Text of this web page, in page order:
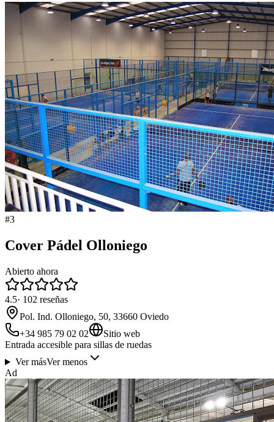
#3
Cover Pádel Olloniego
Abierto ahora
4.5· 102 reseñas
Pol. Ind. Olloniego, 50, 33660 Oviedo
+34 985 79 02 02
Sitio web
Entrada accesible para sillas de ruedas
Ver másVer menos
Ad